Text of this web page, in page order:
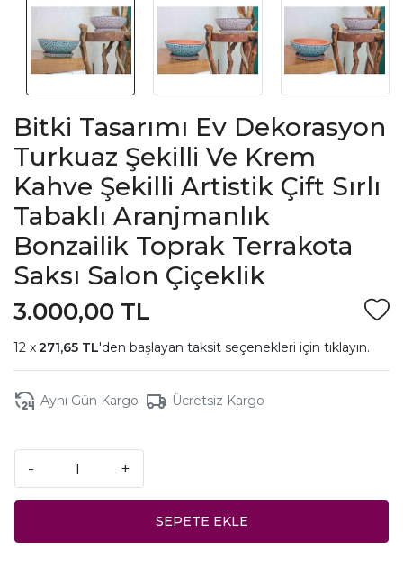
Bitki Tasarımı Ev Dekorasyon
Turkuaz Şekilli Ve Krem
Kahve Şekilli Artistik Çift Sırlı
Tabaklı Aranjmanlık
Bonzailik Toprak Terrakota
Saksı Salon Çiçeklik
3.000,00 TL
271,65 TL'den başlayan taksit seçenekleri için tıklayın.
Aynı Gün Kargo Ücretsiz Kargo
- +
SEPETE EKLE